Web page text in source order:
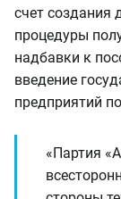
счет создания
процедуры
надбавки к
введение
предприятий
«Партия